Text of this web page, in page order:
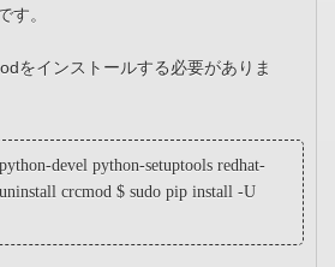
す。
をインストールする必要がありま
devel python-setuptools redhat-
crcmod $ sudo pip install -U